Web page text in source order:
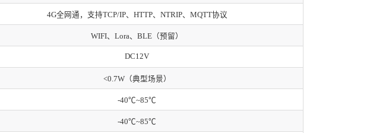
4G全网通，支持TCP/IP、HTTP、NTRIP、MQTT协议
WIFI、Lora、BLE（预留）
DC12V
<0.7W（典型场景）
-40℃~85℃
-40℃~85℃